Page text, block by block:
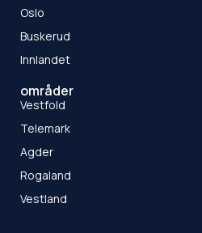
Oslo
Buskerud
Innlandet
områder
Vestfold
Telemark
Agder
Rogaland
Vestland